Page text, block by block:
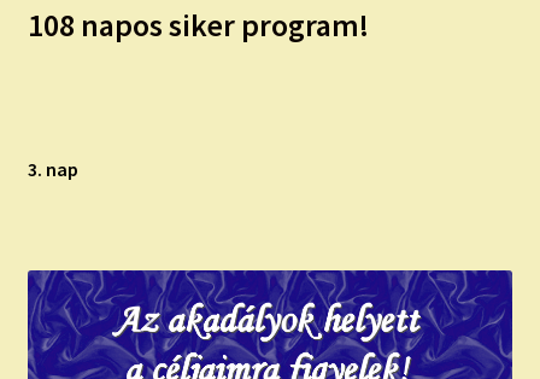
108 napos siker program!
3. nap